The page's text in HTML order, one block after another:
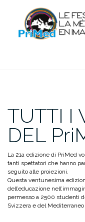
content
TUTTI I
DEL
La 21a edizione di PriMed
tanti spettatori che hanno
seguito alle proiezioni.
Questa ventunesima
dell’educazione
permesso a 2500 studenti
Svizzera e del Mediterraneo